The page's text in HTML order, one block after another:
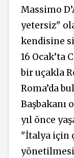
Massimo
yetersiz"
kendisine
16 Ocak’ta
bir uçakla
Roma’da
Başbakanı
yıl önce
"İtalya için